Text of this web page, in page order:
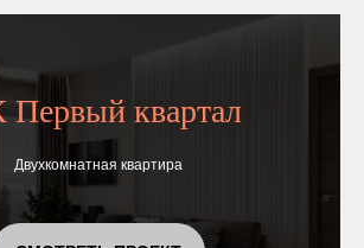
квартал
Двухкомнатная квартира